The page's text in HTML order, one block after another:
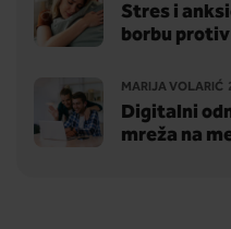
Stres i
borbu
MARIJA VOLARIĆ
Digitalni
mreža na